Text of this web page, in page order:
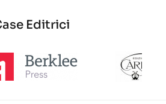
Editrici